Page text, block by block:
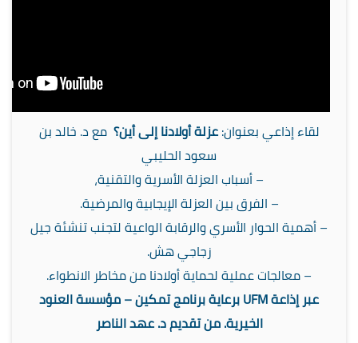
لقاء إذاعي بعنوان:عزلة أولادنا إلى أين؟ مع د. خالد بن
سعود الحليبي
– أسباب العزلة الأسرية والتقنية،
– ⁠الفرق بين العزلة الإيجابية والمرضية.
– ⁠أهمية الحوار الأسري والرقابة الواعية لتجنب تنشئة جيل
زجاجي هش.
– ⁠معالجات عملية لحماية أولادنا من مخاطر الانطواء.
عبر إذاعة UFM برعاية برنامج تمكين – مؤسسة العنود
الخيرية. من تقديم د. عهد الناصر